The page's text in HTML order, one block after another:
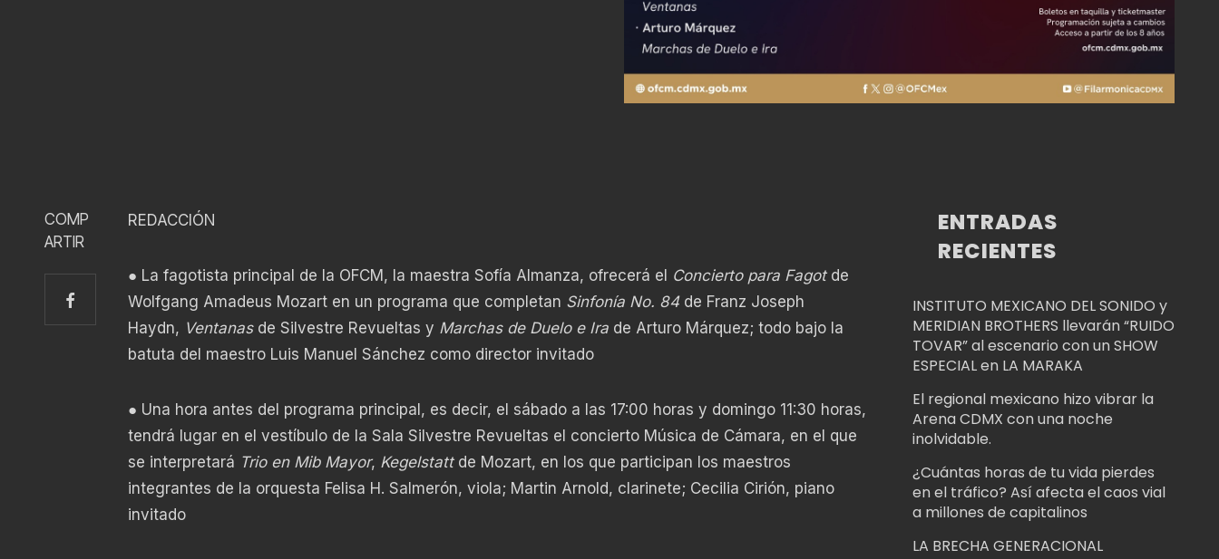
COMP
ARTIR
REDACCIÓN
● La fagotista principal de la OFCM, la maestra Sofía Almanza, ofrecerá el Concierto para Fagotde
Wolfgang Amadeus Mozart en un programa que completan Sinfonía No. 84de Franz Joseph
Haydn, Ventanasde Silvestre Revueltas y Marchas de Duelo e Irade Arturo Márquez; todo bajo la
batuta del maestro Luis Manuel Sánchez como director invitado
● Una hora antes del programa principal, es decir, el sábado a las 17:00 horas y domingo 11:30 horas,
tendrá lugar en el vestíbulo de la Sala Silvestre Revueltas el concierto Música de Cámara, en el que
se interpretará Trio en Mib Mayor, Kegelstattde Mozart, en los que participan los maestros
integrantes de la orquesta Felisa H. Salmerón, viola; Martin Arnold, clarinete; Cecilia Cirión, piano
invitado
ENTRADAS
RECIENTES
INSTITUTO MEXICANO DEL SONIDO y
MERIDIAN BROTHERS llevarán “RUIDO
TOVAR” al escenario con un SHOW
ESPECIAL en LA MARAKA
El regional mexicano hizo vibrar la
Arena CDMX con una noche
inolvidable.
¿Cuántas horas de tu vida pierdes
en el tráfico? Así afecta el caos vial
a millones de capitalinos
LA BRECHA GENERACIONAL